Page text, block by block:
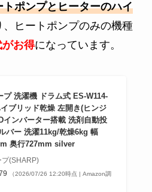
トポンプとヒーターのハイ
、ヒートポンプのみの機種
がお得になっています。
プ 洗濯機 ドラム式 ES-W114-
ブリッド乾燥 左開き(ヒンジ
インバーター搭載 洗剤自動投
バー 洗濯11kg/乾燥6kg 幅
奥行727mm silver
プ(SHARP)
（2026/07/26 12:20時点 | Amazon調